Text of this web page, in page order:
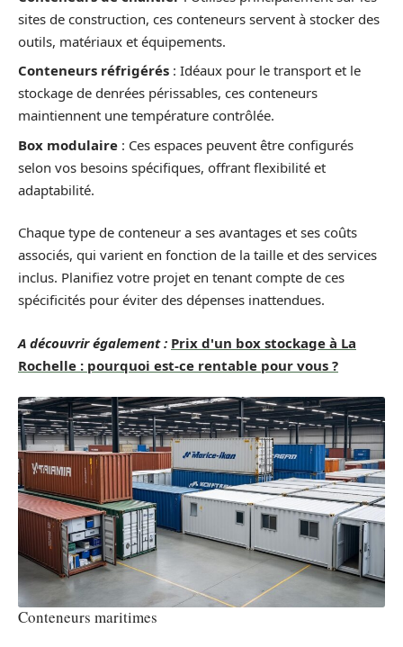
sites de construction, ces conteneurs servent à stocker des
outils, matériaux et équipements.
Conteneurs réfrigérés : Idéaux pour le transport et le
stockage de denrées périssables, ces conteneurs
maintiennent une température contrôlée.
Box modulaire : Ces espaces peuvent être configurés
selon vos besoins spécifiques, offrant flexibilité et
adaptabilité.
Chaque type de conteneur a ses avantages et ses coûts
associés, qui varient en fonction de la taille et des services
inclus. Planifiez votre projet en tenant compte de ces
spécificités pour éviter des dépenses inattendues.
A découvrir également : Prix d'un box stockage à La
Rochelle : pourquoi est-ce rentable pour vous ?
Conteneurs maritimes